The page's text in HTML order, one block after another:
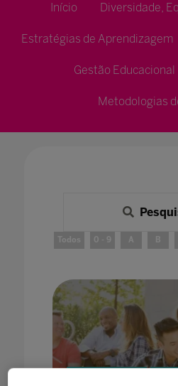
Início Diversidade,
Estratégias de Aprendizagem
Gestão Educacional
Metodologias
Todos 0 - 9 A B